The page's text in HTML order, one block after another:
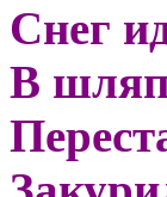
Снег
В